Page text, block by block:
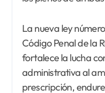
La nueva ley
Código Penal de la
fortalece la lucha
administrativa al
prescripción,